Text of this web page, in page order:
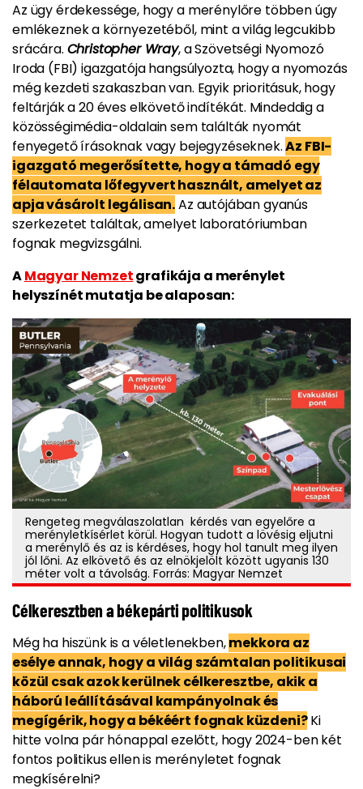
Az ügy érdekessége, hogy a merénylőre többen úgy
emlékeznek a környezetéből, mint a világ legcukibb
srácára. Christopher Wray, a Szövetségi Nyomozó
Iroda (FBI) igazgatója hangsúlyozta, hogy a nyomozás
még kezdeti szakaszban van. Egyik prioritásuk, hogy
feltárják a 20 éves elkövető indítékát. Mindeddig a
közösségimédia-oldalain sem találták nyomát
fenyegető írásoknak vagy bejegyzéseknek.Az FBI-
igazgató megerősítette, hogy a támadó egy
félautomata lőfegyvert használt, amelyet az
apja vásárolt legálisan.Az autójában gyanús
szerkezetet találtak, amelyet laboratóriumban
fognak megvizsgálni.
AMagyar Nemzetgrafikája a merénylet
helyszínét mutatja be alaposan:
Rengeteg megválaszolatlan kérdés van egyelőre a
merényletkísérlet körül. Hogyan tudott a lövésig eljutni
a merénylő és az is kérdéses, hogy hol tanult meg ilyen
jól lőni. Az elkövető és az elnökjelölt között ugyanis 130
méter volt a távolság. Forrás: Magyar Nemzet
Célkeresztben a békepárti politikusok
Még ha hiszünk is a véletlenekben,mekkora az
esélye annak, hogy a világ számtalan politikusai
közül csak azok kerülnek célkeresztbe, akik a
háború leállításával kampányolnak és
megígérik, hogy a békéért fognak küzdeni?Ki
hitte volna pár hónappal ezelőtt, hogy 2024-ben két
fontos politikus ellen is merényletet fognak
megkísérelni?